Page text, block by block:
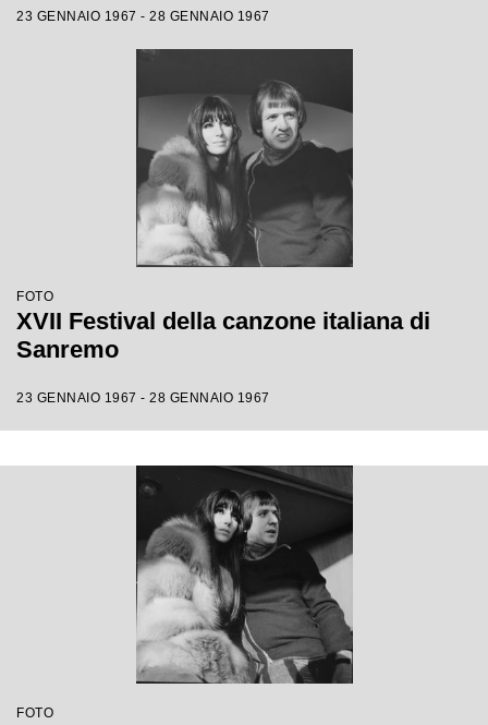
23 GENNAIO 1967 - 28 GENNAIO 1967
FOTO
XVII Festival della canzone italiana di
Sanremo
23 GENNAIO 1967 - 28 GENNAIO 1967
FOTO